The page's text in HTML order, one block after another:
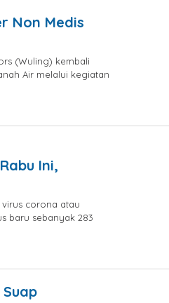
Non Medis
(Wuling) kembali
Air melalui kegiatan
Ini,
virus corona atau
baru sebanyak 283